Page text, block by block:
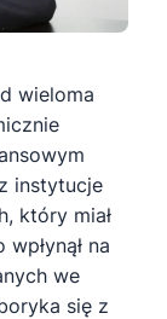
wieloma
instytucje
który miał
na
we
się z